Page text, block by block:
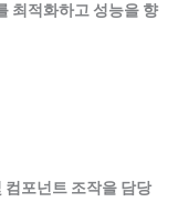
최적화하고 성능을 향
컴포넌트 조작을 담당